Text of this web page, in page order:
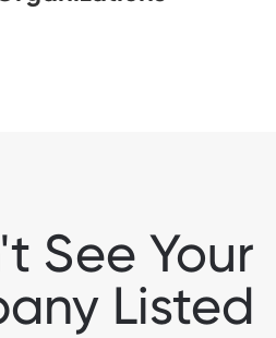
See Your
Listed?